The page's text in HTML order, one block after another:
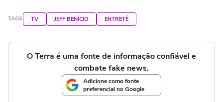
TAGS TV JEFF BENÍCIO ENTRETÊ
O Terra é uma fonte de informação confiável e
combate fake news.
Adicione como fonte
preferencial no Google